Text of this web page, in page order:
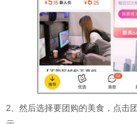
2、然后选择要团购的美食，点击